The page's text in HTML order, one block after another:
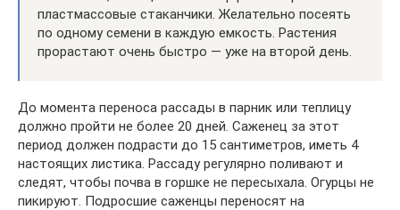
пластмассовые стаканчики. Желательно посеять
по одному семени в каждую емкость. Растения
прорастают очень быстро — уже на второй день.
До момента переноса рассады в парник или теплицу
должно пройти не более 20 дней. Саженец за этот
период должен подрасти до 15 сантиметров, иметь 4
настоящих листика. Рассаду регулярно поливают и
следят, чтобы почва в горшке не пересыхала. Огурцы не
пикируют. Подросшие саженцы переносят на